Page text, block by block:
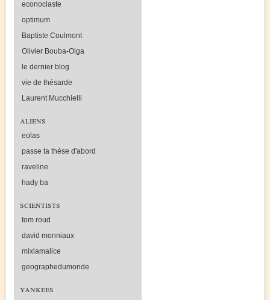
econoclaste
optimum
Baptiste Coulmont
Olivier Bouba-Olga
le dernier blog
vie de thésarde
Laurent Mucchielli
aliens
eolas
passe ta thèse d'abord
raveline
hady ba
scientists
tom roud
david monniaux
mixlamalice
geographedumonde
yankees